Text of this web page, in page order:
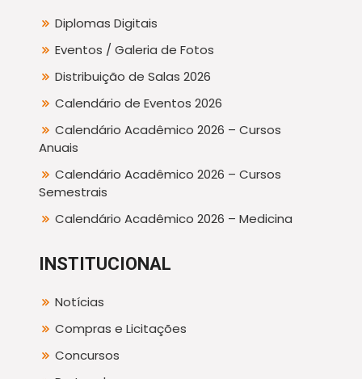
Diplomas Digitais
Eventos / Galeria de Fotos
Distribuição de Salas 2026
Calendário de Eventos 2026
Calendário Acadêmico 2026 – Cursos
Anuais
Calendário Acadêmico 2026 – Cursos
Semestrais
Calendário Acadêmico 2026 – Medicina
INSTITUCIONAL
Notícias
Compras e Licitações
Concursos